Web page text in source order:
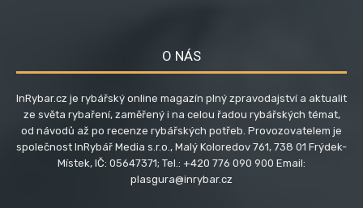
O NÁS
InRybar.cz je rybářský online magazín plný zpravodajství a aktualit
ze světa rybaření, zaměřený i na celou řadou rybářských témat,
od návodů až po recenze rybářských potřeb. Provozovatelem je
společnost InRybář Media s.r.o., Malý Koloredov 761, 738 01 Frýdek-
Místek, IČ: 05647371; Tel.: +420 776 090 900 Email:
plasgura@inrybar.cz